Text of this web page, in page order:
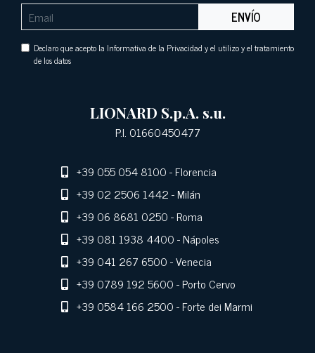
ENVÍO
Declaro que acepto la Informativa de la Privacidad y el utilizo y el tratamiento
de los datos
LIONARD S.p.A. s.u.
P.I. 01660450477
+39 055 054 8100- Florencia
+39 02 2506 1442- Milán
+39 06 8681 0250- Roma
+39 081 1938 4400- Nápoles
+39 041 267 6500- Venecia
+39 0789 192 5600- Porto Cervo
+39 0584 166 2500- Forte dei Marmi